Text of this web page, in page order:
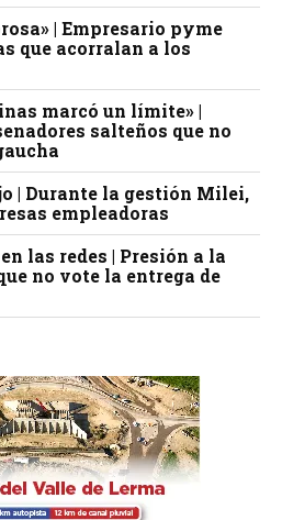
| Empresario pyme
que acorralan a los
marcó un límite» |
salteños que no
| Durante la gestión Milei,
empleadoras
las redes | Presión a la
no vote la entrega de